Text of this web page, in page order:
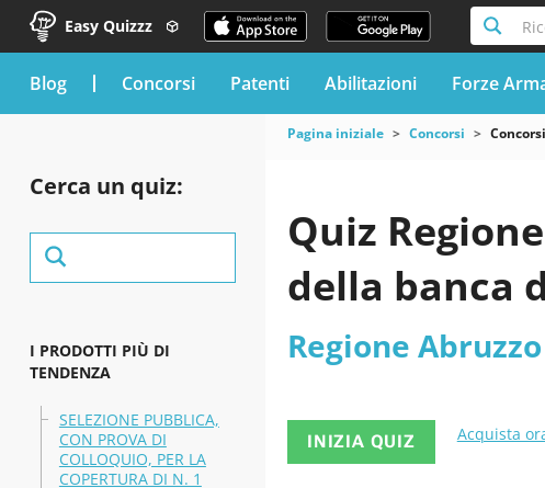
Easy Quizzz
blog Concorsi Patenti Abilitazioni Forze
Cerca un quiz:
I PRODOTTI PIÙ DI
TENDENZA
SELEZIONE PUBBLICA,
CON PROVA DI
COLLOQUIO, PER LA
COPERTURA DI N. 1
Pagina iniziale Concorsi
Quiz
della banca
Regione Abruzzo
INIZIA QUIZ Acquista